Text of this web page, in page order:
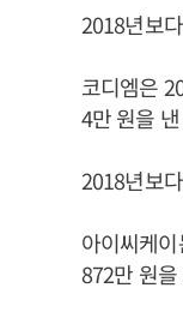
2018년보
코디엠은
4만 원을
2018년보
아이씨케
872만 원